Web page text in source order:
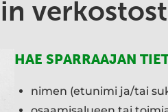
HAE SPARRAAJAN
nimen (etunimi ja/tai